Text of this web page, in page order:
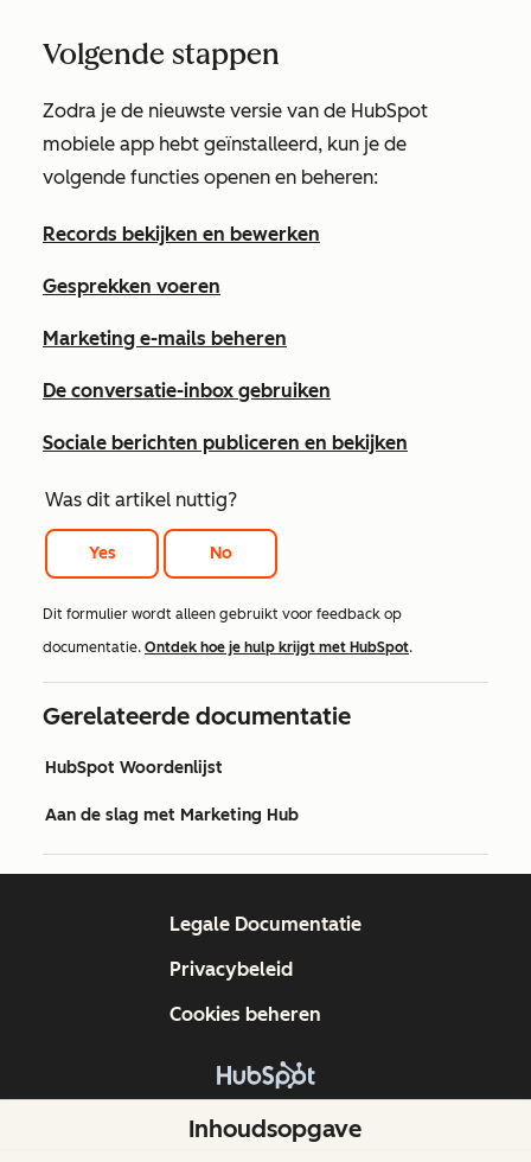
Volgende stappen
Zodra je de nieuwste versie van de HubSpot
mobiele app hebt geïnstalleerd, kun je de
volgende functies openen en beheren:
Records bekijken en bewerken
Gesprekken voeren
Marketing e-mails beheren
De conversatie-inbox gebruiken
Sociale berichten publiceren en bekijken
Was dit artikel nuttig?
Yes No
Dit formulier wordt alleen gebruikt voor feedback op
documentatie. Ontdek hoe je hulp krijgt met HubSpot.
Gerelateerde documentatie
HubSpot Woordenlijst
Aan de slag met Marketing Hub
Inhoudsopgave
Copyright © 2026 HubSpot, Inc.
Legale Documentatie
Privacybeleid
Cookies beheren